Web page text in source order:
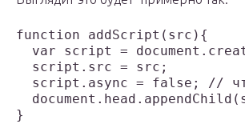
function addScript(src){
var script =
  script.src = src;
script.async = false; //
}